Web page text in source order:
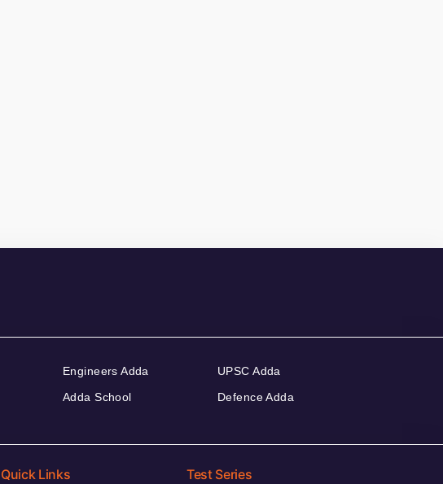
Engineers Adda
Adda School
UPSC Adda
Defence Adda
Quick Links Test Series